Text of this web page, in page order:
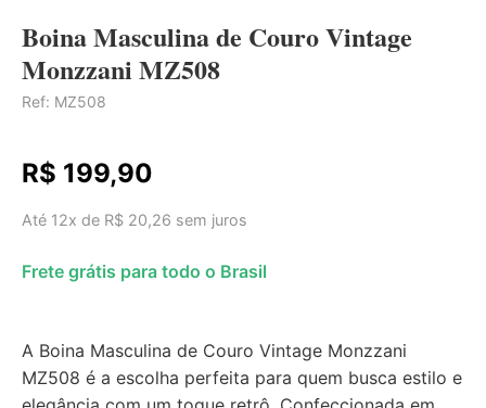
Boina Masculina de Couro Vintage
Monzzani MZ508
Ref: MZ508
R$ 199,90
Até 12x de R$ 20,26 sem juros
Frete grátis para todo o Brasil
A Boina Masculina de Couro Vintage Monzzani
MZ508 é a escolha perfeita para quem busca estilo e